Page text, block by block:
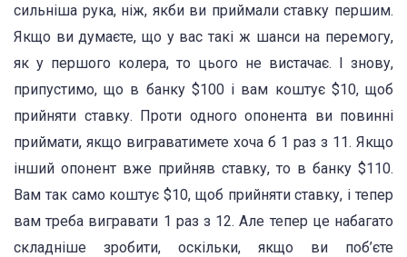
сильніша рука, ніж, якби ви приймали ставку першим.
Якщо ви думаєте, що у вас такі ж шанси на перемогу,
як у першого колера, то цього не вистачає. І знову,
припустимо, що в банку $100 і вам коштує $10, щоб
прийняти ставку. Проти одного опонента ви повинні
приймати, якщо виграватимете хоча б 1 раз з 11. Якщо
інший опонент вже прийняв ставку, то в банку $110.
Вам так само коштує $10, щоб прийняти ставку, і тепер
вам треба вигравати 1 раз з 12. Але тепер це набагато
складніше зробити, оскільки, якщо ви поб’єте